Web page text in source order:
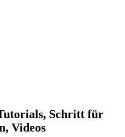
Schritt für
Videos